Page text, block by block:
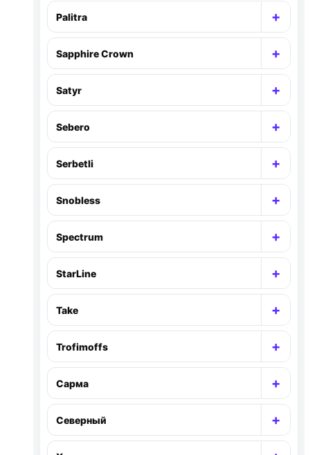
Palitra +
Sapphire Crown +
Satyr +
Sebero +
Serbetli +
Snobless +
Spectrum +
StarLine +
Take +
Trofimoffs +
Сарма +
Северный +